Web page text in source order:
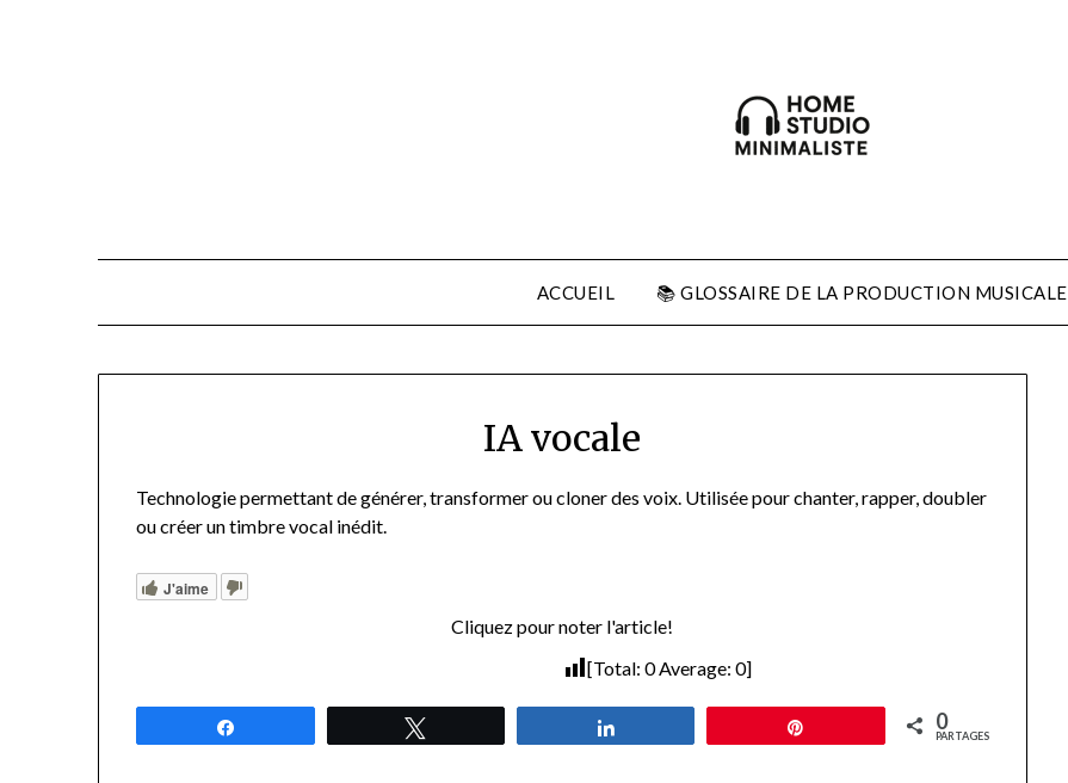
ACCUEIL 📚 GLOSSAIRE DE LA PRODUCTION MUSICALE
IA vocale
Technologie permettant de générer, transformer ou cloner des voix. Utilisée pour chanter, rapper, doubler
ou créer un timbre vocal inédit.
J'aime
Cliquez pour noter l'article!
[Total:0Average:0]
0
PARTAGES